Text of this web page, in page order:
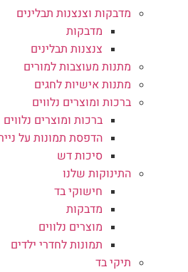
מדבקות וצנצנות תבלינים
מדבקות
צנצנות תבלינים
מתנות מעוצבות למורים
מתנות אישיות לחגים
ברכות ומוצרים נלווים
ברכות ומוצרים נלווים
הדפסת תמונות על נייר
סיכות דש
התינוקות שלנו
חישוקי בד
מדבקות
מוצרים נלווים
תמונות לחדרי ילדים
תיקי בד